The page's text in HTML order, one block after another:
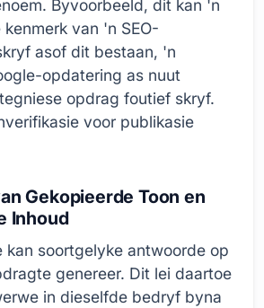
Byvoorbeeld, dit kan 'n
van 'n SEO-
asof dit bestaan, 'n
opdatering as nuut
opdrag foutief skryf.
voor publikasie
Gekopieerde Toon en
Inhoud
kan soortgelyke antwoorde op
genereer. Dit lei daartoe
in dieselfde bedryf byna